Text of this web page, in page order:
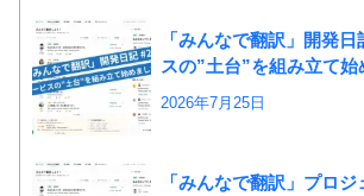
「みんなで翻訳」開発
スの”土台”を組み立て始
2026年7月25日
「みんなで翻訳」プロ